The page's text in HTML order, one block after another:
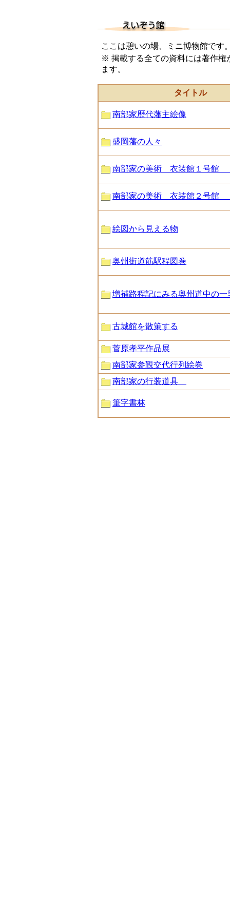
ここは憩いの場、ミニ博物館です
※ 掲載する全ての資料には著作権
ます。
タイトル
南部家歴代藩主絵像
盛岡藩の人々
南部家の美術 衣装館１号館
南部家の美術 衣装館２号館
絵図から見える物
奥州街道筋駅程図巻
増補路程記にみる奥州道中の一
古城館を散策する
菅原孝平作品展
南部家参覲交代行列絵巻
南部家の行装道具
筆字書林